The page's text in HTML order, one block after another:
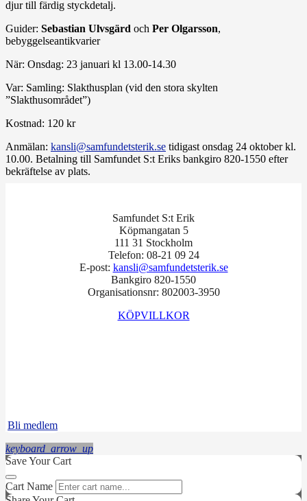
djur till färdig styckdetalj.
Guider: Sebastian Ulvsgärd och Per Olgarsson,
bebyggelseantikvarier
När: Onsdag: 23 januari kl 13.00-14.30
Var: Samling: Slakthusplan (vid den stora skylten
”Slakthusområdet”)
Kostnad: 120 kr
Anmälan: kansli@samfundetsterik.se tidigast onsdag 24 oktober kl.
10.00. Betalning till Samfundet S:t Eriks bankgiro 820-1550 efter
bekräftelse av plats.
Samfundet S:t Erik
Köpmangatan 5
111 31 Stockholm
Telefon: 08-21 09 24
E-post: kansli@samfundetsterik.se
Bankgiro 820-1550
Organisationsnr: 802003-3950
KÖPVILLKOR
Bli medlem
keyboard_arrow_up
Save Your Cart
Cart Name